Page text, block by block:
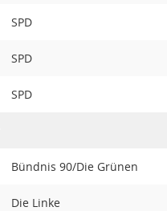
SPD
SPD
SPD
Bündnis 90/Die Grünen
Die Linke